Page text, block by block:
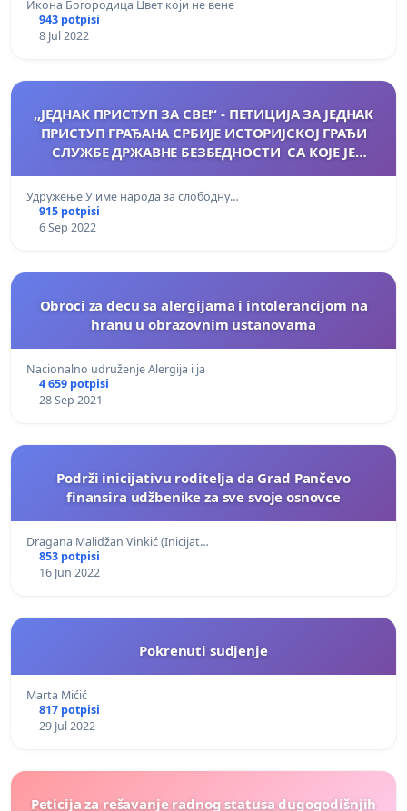
Икона Богородица Цвет који не вене
943 potpisi
8 Jul 2022
,,ЈЕДНАК ПРИСТУП ЗА СВЕ!“ - ПЕТИЦИЈА ЗА ЈЕДНАК
ПРИСТУП ГРАЂАНА СРБИЈЕ ИСТОРИЈСКОЈ ГРАЂИ
СЛУЖБЕ ДРЖАВНЕ БЕЗБЕДНОСТИ СА КОЈЕ ЈЕ
Удружење У име народа за слободну…
915 potpisi
6 Sep 2022
Obroci za decu sa alergijama i intolerancijom na
hranu u obrazovnim ustanovama
Nacionalno udruženje Alergija i ja
4 659 potpisi
28 Sep 2021
Podrži inicijativu roditelja da Grad Pančevo
finansira udžbenike za sve svoje osnovce
Dragana Malidžan Vinkić (Inicijat…
853 potpisi
16 Jun 2022
Pokrenuti sudjenje
Marta Mićić
817 potpisi
29 Jul 2022
Peticija za rešavanje radnog statusa dugogodišnjih